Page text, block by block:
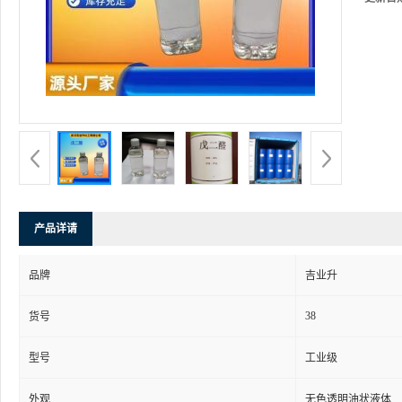
产品详请
品牌 吉业升
货号 38
型号 工业级
外观 无色透明油状液体